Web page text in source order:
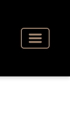
Toggle